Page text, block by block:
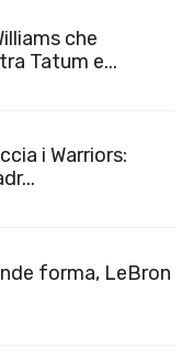
che
Tatum e...
i Warriors:
forma, LeBron